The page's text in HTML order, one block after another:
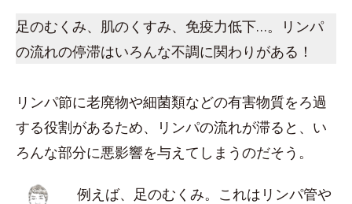
足のむくみ、肌のくすみ、免疫力低下…。リンパ
の流れの停滞はいろんな不調に関わりがある！
リンパ節に老廃物や細菌類などの有害物質をろ過
する役割があるため、リンパの流れが滞ると、い
ろんな部分に悪影響を与えてしまうのだそう。
例えば、足のむくみ。これはリンパ管や